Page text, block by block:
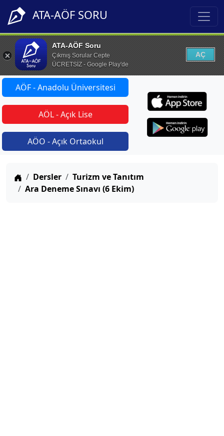
ATA-AÖF SORU
ATA-AÖF Soru
Çıkmış Sorular Cepte
ÜCRETSİZ - Google Play'de
AÇ
AÖF - Anadolu Üniversitesi
AÖL - Açık Lise
AÖO - Açık Ortaokul
Anasayfa
Dersler
Turizm ve Tanıtım
Ara Deneme Sınavı (6 Ekim)